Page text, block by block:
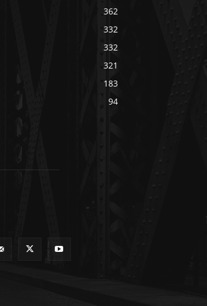
362
332
332
321
183
94